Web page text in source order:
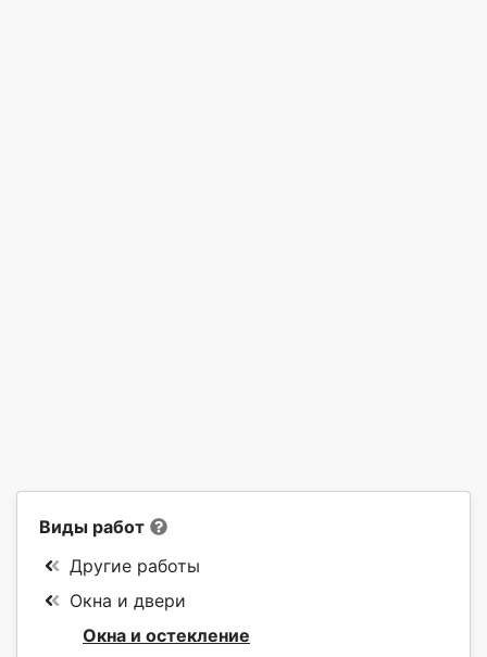
Виды работ
Другие работы
Окна и двери
Окна и остекление